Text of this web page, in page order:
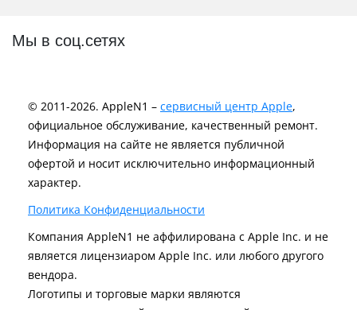
Мы в соц.сетях
© 2011-2026. AppleN1 – сервисный центр Apple,
официальное обслуживание, качественный ремонт.
Информация на сайте не является публичной
офертой и носит исключительно информационный
характер.
Политика Конфиденциальности
Компания AppleN1 не аффилирована c Apple Inc. и не
является лицензиаром Apple Inc. или любого другого
вендора.
Логотипы и торговые марки являются